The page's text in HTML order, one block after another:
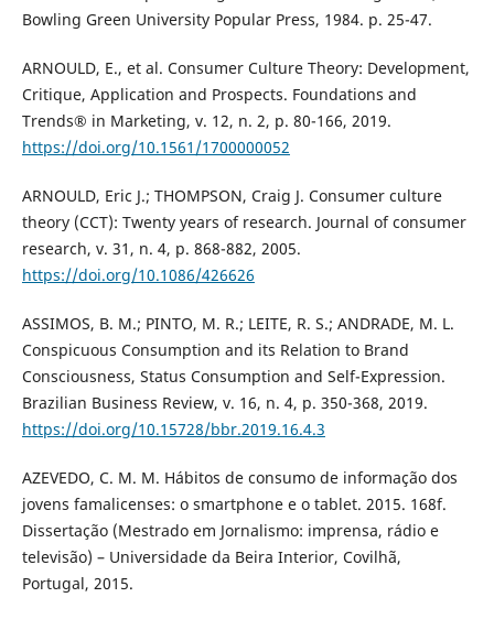
Bowling Green University Popular Press, 1984. p. 25-47.
ARNOULD, E., et al. Consumer Culture Theory: Development,
Critique, Application and Prospects. Foundations and
Trends® in Marketing, v. 12, n. 2, p. 80-166, 2019.
https://doi.org/10.1561/1700000052
ARNOULD, Eric J.; THOMPSON, Craig J. Consumer culture
theory (CCT): Twenty years of research. Journal of consumer
research, v. 31, n. 4, p. 868-882, 2005.
https://doi.org/10.1086/426626
ASSIMOS, B. M.; PINTO, M. R.; LEITE, R. S.; ANDRADE, M. L.
Conspicuous Consumption and its Relation to Brand
Consciousness, Status Consumption and Self-Expression.
Brazilian Business Review, v. 16, n. 4, p. 350-368, 2019.
https://doi.org/10.15728/bbr.2019.16.4.3
AZEVEDO, C. M. M. Hábitos de consumo de informação dos
jovens famalicenses: o smartphone e o tablet. 2015. 168f.
Dissertação (Mestrado em Jornalismo: imprensa, rádio e
televisão) – Universidade da Beira Interior, Covilhã,
Portugal, 2015.